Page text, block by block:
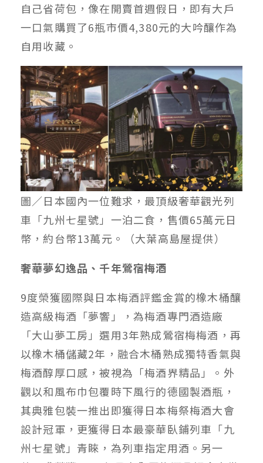
自己省荷包，像在開賣首週假日，即有大戶
一口氣購買了6瓶市價4,380元的大吟釀作為
自用收藏。
圖／日本國內一位難求，最頂級奢華觀光列
車「九州七星號」一泊二食，售價65萬元日
幣，約台幣13萬元。（大葉高島屋提供）
奢華夢幻逸品、千年鶯宿梅酒
9度榮獲國際與日本梅酒評鑑金賞的橡木桶釀
造高級梅酒「夢響」，為梅酒專門酒造廠
「大山夢工房」選用3年熟成鶯宿梅梅酒，再
以橡木桶儲藏2年，融合木桶熟成獨特香氣與
梅酒醇厚口感，被視為「梅酒界精品」。外
觀以和風布巾包覆時下風行的德國製酒瓶，
其典雅包裝一推出即獲得日本梅祭梅酒大會
設計冠軍，更獲得日本最豪華臥鋪列車「九
州七星號」青睞，為列車指定用酒。另一